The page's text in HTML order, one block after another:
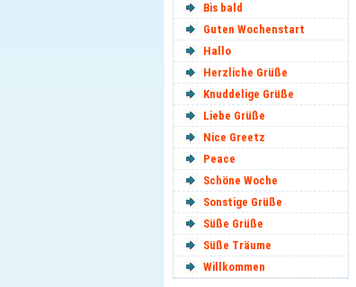
Bis bald
Guten Wochenstart
Hallo
Herzliche Grüße
Knuddelige Grüße
Liebe Grüße
Nice Greetz
Peace
Schöne Woche
Sonstige Grüße
Süße Grüße
Süße Träume
Willkommen